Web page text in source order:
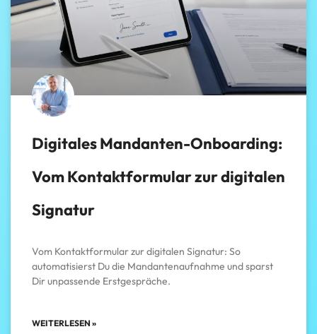
Digitales Mandanten-Onboarding:
Vom Kontaktformular zur digitalen
Signatur
Vom Kontaktformular zur digitalen Signatur: So
automatisierst Du die Mandantenaufnahme und sparst
Dir unpassende Erstgespräche.
WEITERLESEN »